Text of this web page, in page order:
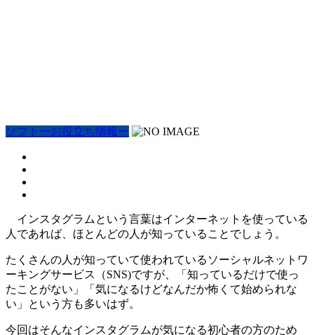
ソフトーお役立ち情報ー
インスタグラムという言葉はインターネットを使っている
人であれば、ほとんどの人が知っていることでしょう。
たくさんの人が知っていて使われているソーシャルネットワ
ーキングサービス（SNS)ですが、「知っているだけで使っ
たことがない」「気になるけどなんだか怖くて始められな
い」という方も多いはず。
今回はそんなインスタグラムが気になる初心者の方のため